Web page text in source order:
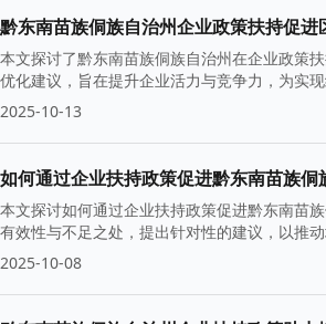
黔东南苗族侗族自治州企业政策扶持促
本文探讨了黔东南苗族侗族自治州在企业政策
优化建议，旨在提升企业活力与竞争力，为实
2025-10-13
如何通过企业扶持政策促进黔东南苗族侗
本文探讨如何通过企业扶持政策促进黔东南苗
有效性与不足之处，提出针对性的建议，以推
2025-10-08